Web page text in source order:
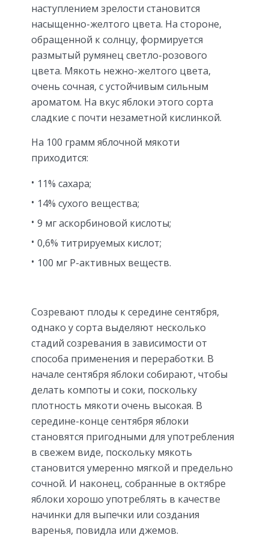
наступлением зрелости становится
насыщенно-желтого цвета. На стороне,
обращенной к солнцу, формируется
размытый румянец светло-розового
цвета. Мякоть нежно-желтого цвета,
очень сочная, с устойчивым сильным
ароматом. На вкус яблоки этого сорта
сладкие с почти незаметной кислинкой.
На 100 грамм яблочной мякоти
приходится:
11% сахара;
14% сухого вещества;
9 мг аскорбиновой кислоты;
0,6% титрируемых кислот;
100 мг P-активных веществ.
Созревают плоды к середине сентября,
однако у сорта выделяют несколько
стадий созревания в зависимости от
способа применения и переработки. В
начале сентября яблоки собирают, чтобы
делать компоты и соки, поскольку
плотность мякоти очень высокая. В
середине-конце сентября яблоки
становятся пригодными для употребления
в свежем виде, поскольку мякоть
становится умеренно мягкой и предельно
сочной. И наконец, собранные в октябре
яблоки хорошо употреблять в качестве
начинки для выпечки или создания
варенья, повидла или джемов.